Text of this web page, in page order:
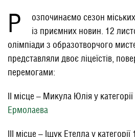
Р
озпочинаємо сезон
із приємних новин. 12
олімпіади з образотворчого
представляли двоє ліцеїстів,
перемогами:
ІІ місце – Микула Юлія у
Ермолаева
ІІІ місце – Іщук Етелла у